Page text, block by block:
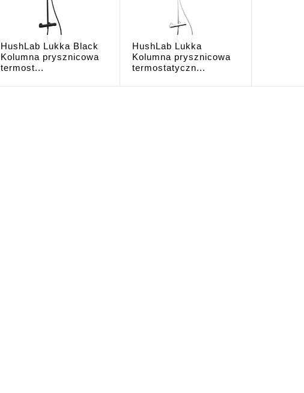
HushLab Lukka Black
Kolumna prysznicowa
termost...
HushLab Lukka
Kolumna prysznicowa
termostatyczn...